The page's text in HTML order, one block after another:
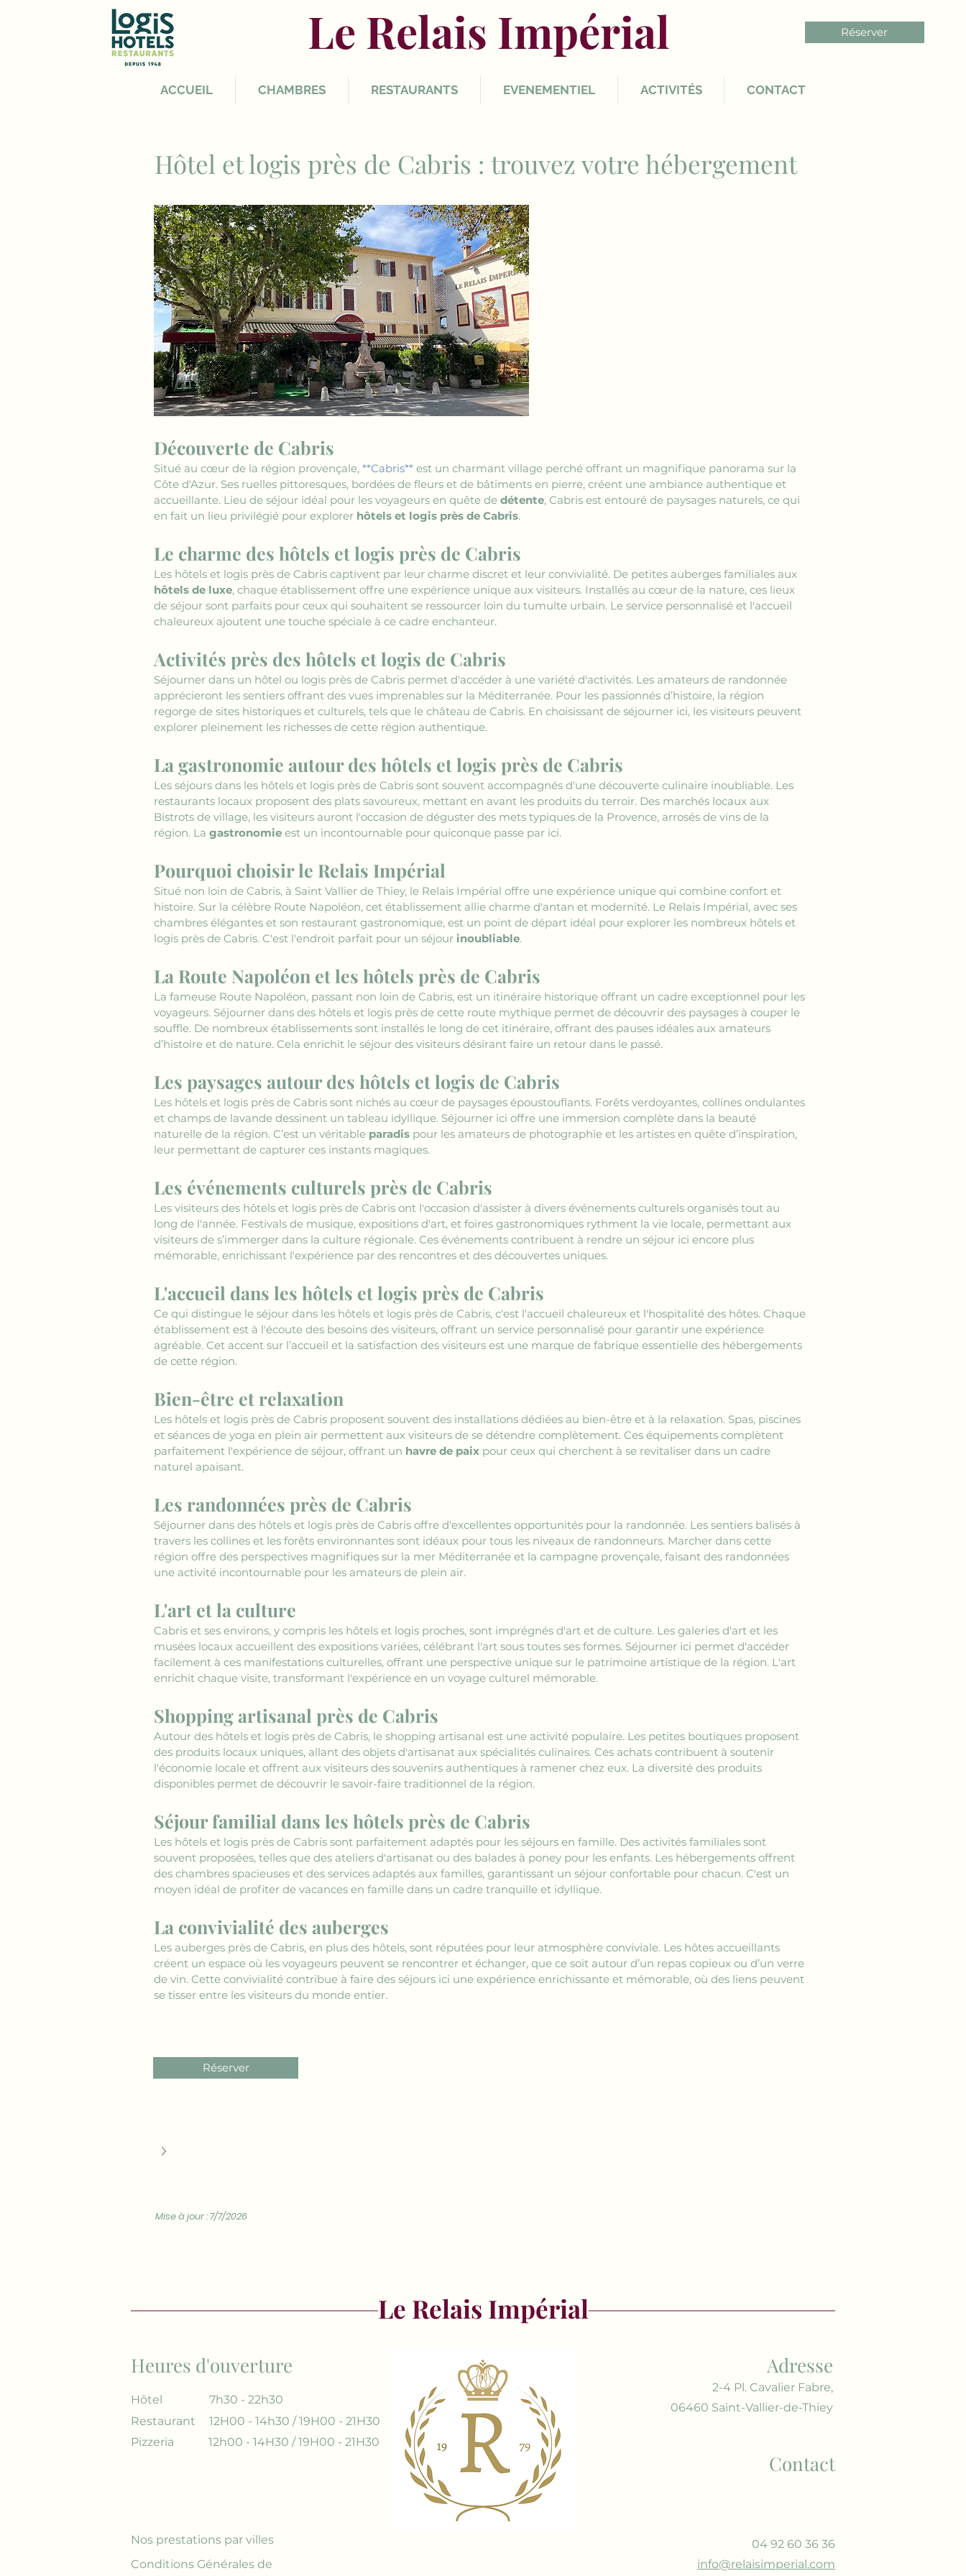
Le Relais Impérial Réserver
ACCUEIL CHAMBRES RESTAURANTS EVENEMENTIEL ACTIVITÉS CONTACT
Hôtel et logis près de Cabris : trouvez votre hébergement
Découverte de Cabris
Situé au cœur de la région provençale, **Cabris** est un charmant village perché offrant un magnifique panorama sur la
Côte d'Azur. Ses ruelles pittoresques, bordées de fleurs et de bâtiments en pierre, créent une ambiance authentique et
accueillante. Lieu de séjour idéal pour les voyageurs en quête de détente, Cabris est entouré de paysages naturels, ce qui
en fait un lieu privilégié pour explorer hôtels et logis près de Cabris.
Le charme des hôtels et logis près de Cabris
Les hôtels et logis près de Cabris captivent par leur charme discret et leur convivialité. De petites auberges familiales aux
hôtels de luxe, chaque établissement offre une expérience unique aux visiteurs. Installés au cœur de la nature, ces lieux
de séjour sont parfaits pour ceux qui souhaitent se ressourcer loin du tumulte urbain. Le service personnalisé et l'accueil
chaleureux ajoutent une touche spéciale à ce cadre enchanteur.
Activités près des hôtels et logis de Cabris
Séjourner dans un hôtel ou logis près de Cabris permet d'accéder à une variété d'activités. Les amateurs de randonnée
apprécieront les sentiers offrant des vues imprenables sur la Méditerranée. Pour les passionnés d’histoire, la région
regorge de sites historiques et culturels, tels que le château de Cabris. En choisissant de séjourner ici, les visiteurs peuvent
explorer pleinement les richesses de cette région authentique.
La gastronomie autour des hôtels et logis près de Cabris
Les séjours dans les hôtels et logis près de Cabris sont souvent accompagnés d'une découverte culinaire inoubliable. Les
restaurants locaux proposent des plats savoureux, mettant en avant les produits du terroir. Des marchés locaux aux
Bistrots de village, les visiteurs auront l'occasion de déguster des mets typiques de la Provence, arrosés de vins de la
région. La gastronomie est un incontournable pour quiconque passe par ici.
Pourquoi choisir le Relais Impérial
Situé non loin de Cabris, à Saint Vallier de Thiey, le Relais Impérial offre une expérience unique qui combine confort et
histoire. Sur la célèbre Route Napoléon, cet établissement allie charme d'antan et modernité. Le Relais Impérial, avec ses
chambres élégantes et son restaurant gastronomique, est un point de départ idéal pour explorer les nombreux hôtels et
logis près de Cabris. C'est l'endroit parfait pour un séjour inoubliable.
La Route Napoléon et les hôtels près de Cabris
La fameuse Route Napoléon, passant non loin de Cabris, est un itinéraire historique offrant un cadre exceptionnel pour les
voyageurs. Séjourner dans des hôtels et logis près de cette route mythique permet de découvrir des paysages à couper le
souffle. De nombreux établissements sont installés le long de cet itinéraire, offrant des pauses idéales aux amateurs
d’histoire et de nature. Cela enrichit le séjour des visiteurs désirant faire un retour dans le passé.
Les paysages autour des hôtels et logis de Cabris
Les hôtels et logis près de Cabris sont nichés au cœur de paysages époustouflants. Forêts verdoyantes, collines ondulantes
et champs de lavande dessinent un tableau idyllique. Séjourner ici offre une immersion complète dans la beauté
naturelle de la région. C’est un véritable paradis pour les amateurs de photographie et les artistes en quête d’inspiration,
leur permettant de capturer ces instants magiques.
Les événements culturels près de Cabris
Les visiteurs des hôtels et logis près de Cabris ont l'occasion d'assister à divers événements culturels organisés tout au
long de l'année. Festivals de musique, expositions d'art, et foires gastronomiques rythment la vie locale, permettant aux
visiteurs de s’immerger dans la culture régionale. Ces événements contribuent à rendre un séjour ici encore plus
mémorable, enrichissant l'expérience par des rencontres et des découvertes uniques.
L'accueil dans les hôtels et logis près de Cabris
Ce qui distingue le séjour dans les hôtels et logis près de Cabris, c'est l'accueil chaleureux et l'hospitalité des hôtes. Chaque
établissement est à l'écoute des besoins des visiteurs, offrant un service personnalisé pour garantir une expérience
agréable. Cet accent sur l’accueil et la satisfaction des visiteurs est une marque de fabrique essentielle des hébergements
de cette région.
Bien-être et relaxation
Les hôtels et logis près de Cabris proposent souvent des installations dédiées au bien-être et à la relaxation. Spas, piscines
et séances de yoga en plein air permettent aux visiteurs de se détendre complètement. Ces équipements complètent
parfaitement l'expérience de séjour, offrant un havre de paix pour ceux qui cherchent à se revitaliser dans un cadre
naturel apaisant.
Les randonnées près de Cabris
Séjourner dans des hôtels et logis près de Cabris offre d'excellentes opportunités pour la randonnée. Les sentiers balisés à
travers les collines et les forêts environnantes sont idéaux pour tous les niveaux de randonneurs. Marcher dans cette
région offre des perspectives magnifiques sur la mer Méditerranée et la campagne provençale, faisant des randonnées
une activité incontournable pour les amateurs de plein air.
L'art et la culture
Cabris et ses environs, y compris les hôtels et logis proches, sont imprégnés d'art et de culture. Les galeries d'art et les
musées locaux accueillent des expositions variées, célébrant l'art sous toutes ses formes. Séjourner ici permet d'accéder
facilement à ces manifestations culturelles, offrant une perspective unique sur le patrimoine artistique de la région. L'art
enrichit chaque visite, transformant l'expérience en un voyage culturel mémorable.
Shopping artisanal près de Cabris
Autour des hôtels et logis près de Cabris, le shopping artisanal est une activité populaire. Les petites boutiques proposent
des produits locaux uniques, allant des objets d'artisanat aux spécialités culinaires. Ces achats contribuent à soutenir
l'économie locale et offrent aux visiteurs des souvenirs authentiques à ramener chez eux. La diversité des produits
disponibles permet de découvrir le savoir-faire traditionnel de la région.
Séjour familial dans les hôtels près de Cabris
Les hôtels et logis près de Cabris sont parfaitement adaptés pour les séjours en famille. Des activités familiales sont
souvent proposées, telles que des ateliers d'artisanat ou des balades à poney pour les enfants. Les hébergements offrent
des chambres spacieuses et des services adaptés aux familles, garantissant un séjour confortable pour chacun. C'est un
moyen idéal de profiter de vacances en famille dans un cadre tranquille et idyllique.
La convivialité des auberges
Les auberges près de Cabris, en plus des hôtels, sont réputées pour leur atmosphère conviviale. Les hôtes accueillants
créent un espace où les voyageurs peuvent se rencontrer et échanger, que ce soit autour d’un repas copieux ou d’un verre
de vin. Cette convivialité contribue à faire des séjours ici une expérience enrichissante et mémorable, où des liens peuvent
se tisser entre les visiteurs du monde entier.
Réserver
Mise à jour : 7/7/2026
Le Relais Impérial
Heures d'ouverture
Hôtel
7h30 - 22h30
Restaurant
12H00 - 14h30 / 19H00 - 21H30
Pizzeria
12h00 - 14H30 / 19H00 - 21H30
Nos prestations par villes
Conditions Générales de
Adresse
2-4 Pl. Cavalier Fabre,
06460 Saint-Vallier-de-Thiey
Contact
04 92 60 36 36
info@relaisimperial.com